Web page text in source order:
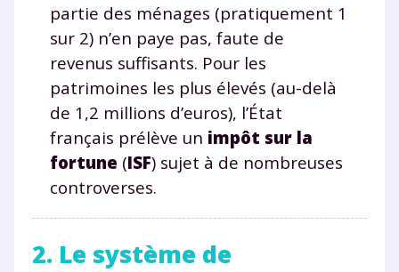
partie des ménages (pratiquement 1
sur 2) n’en paye pas, faute de
revenus suffisants. Pour les
patrimoines les plus élevés (au-delà
de 1,2 millions d’euros), l’État
français prélève un impôt sur la
fortune (ISF) sujet à de nombreuses
controverses.
2. Le système de